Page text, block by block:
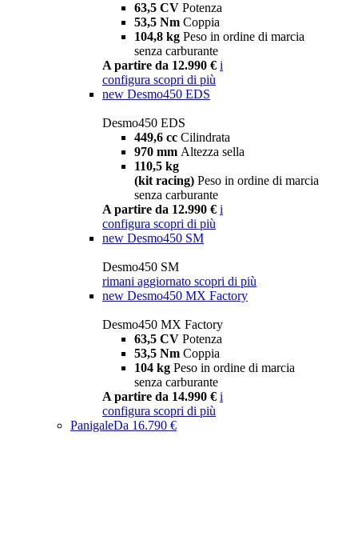
63,5 CV Potenza
53,5 Nm Coppia
104,8 kg Peso in ordine di marcia
senza carburante
A partire da 12.990 € i
configura scopri di più
new Desmo450 EDS
Desmo450 EDS
449,6 cc Cilindrata
970 mm Altezza sella
110,5 kg
(kit racing) Peso in ordine di marcia
senza carburante
A partire da 12.990 € i
configura scopri di più
new Desmo450 SM
Desmo450 SM
rimani aggiornato scopri di più
new Desmo450 MX Factory
Desmo450 MX Factory
63,5 CV Potenza
53,5 Nm Coppia
104 kg Peso in ordine di marcia
senza carburante
A partire da 14.990 € i
configura scopri di più
PanigaleDa 16.790 €